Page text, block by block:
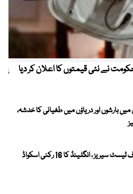
نے نئی قیمتوں کا اعلان کر دیا
میں بارشوں اور دریاؤں میں طغیانی کا خدشہ،
پاکستان کیخلاف ٹیسٹ سیریز ، انگلینڈ کا 16 رکنی اسکواڈ